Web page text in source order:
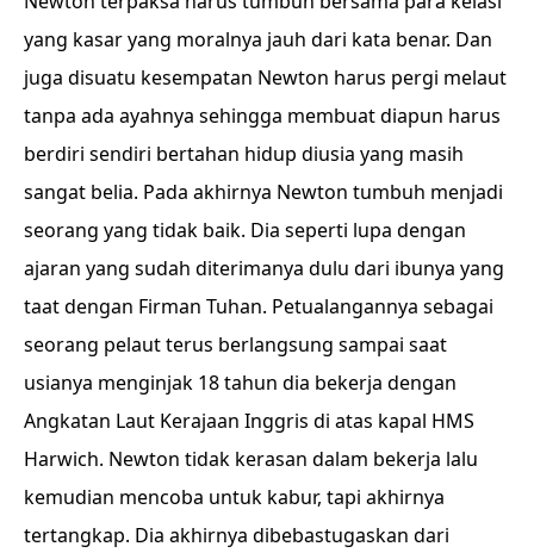
yang kasar yang moralnya jauh dari kata benar. Dan
juga disuatu kesempatan Newton harus pergi melaut
tanpa ada ayahnya sehingga membuat diapun harus
berdiri sendiri bertahan hidup diusia yang masih
sangat belia. Pada akhirnya Newton tumbuh menjadi
seorang yang tidak baik. Dia seperti lupa dengan
ajaran yang sudah diterimanya dulu dari ibunya yang
taat dengan Firman Tuhan. Petualangannya sebagai
seorang pelaut terus berlangsung sampai saat
usianya menginjak 18 tahun dia bekerja dengan
Angkatan Laut Kerajaan Inggris di atas kapal HMS
Harwich. Newton tidak kerasan dalam bekerja lalu
kemudian mencoba untuk kabur, tapi akhirnya
tertangkap. Dia akhirnya dibebastugaskan dari